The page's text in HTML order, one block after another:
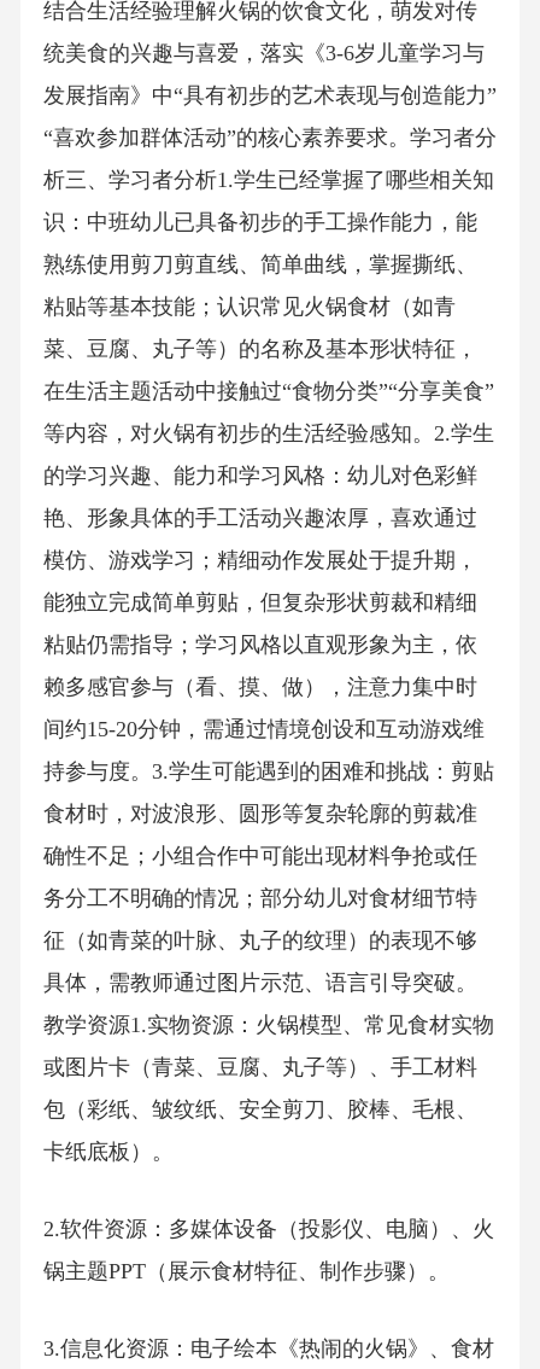
结合生活经验理解火锅的饮食文化，萌发对传
统美食的兴趣与喜爱，落实《3-6岁儿童学习与
发展指南》中“具有初步的艺术表现与创造能力”
“喜欢参加群体活动”的核心素养要求。学习者分
析三、学习者分析1.学生已经掌握了哪些相关知
识：中班幼儿已具备初步的手工操作能力，能
熟练使用剪刀剪直线、简单曲线，掌握撕纸、
粘贴等基本技能；认识常见火锅食材（如青
菜、豆腐、丸子等）的名称及基本形状特征，
在生活主题活动中接触过“食物分类”“分享美食”
等内容，对火锅有初步的生活经验感知。2.学生
的学习兴趣、能力和学习风格：幼儿对色彩鲜
艳、形象具体的手工活动兴趣浓厚，喜欢通过
模仿、游戏学习；精细动作发展处于提升期，
能独立完成简单剪贴，但复杂形状剪裁和精细
粘贴仍需指导；学习风格以直观形象为主，依
赖多感官参与（看、摸、做），注意力集中时
间约15-20分钟，需通过情境创设和互动游戏维
持参与度。3.学生可能遇到的困难和挑战：剪贴
食材时，对波浪形、圆形等复杂轮廓的剪裁准
确性不足；小组合作中可能出现材料争抢或任
务分工不明确的情况；部分幼儿对食材细节特
征（如青菜的叶脉、丸子的纹理）的表现不够
具体，需教师通过图片示范、语言引导突破。
教学资源1.实物资源：火锅模型、常见食材实物
或图片卡（青菜、豆腐、丸子等）、手工材料
包（彩纸、皱纹纸、安全剪刀、胶棒、毛根、
卡纸底板）。
2.软件资源：多媒体设备（投影仪、电脑）、火
锅主题PPT（展示食材特征、制作步骤）。
3.信息化资源：电子绘本《热闹的火锅》、食材